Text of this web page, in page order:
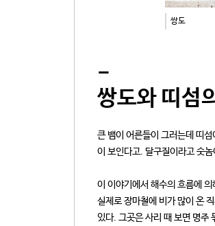
쌍도
-
쌍도와 띠섬
큰 뱀이 어른들이 그러는데 띠
이 보인다고. 달구질이라고 숫
이 이야기에서 해수의 흐름에
실제로 장마철에 비가 많이 온
있다. 그곳은 사리 때 보면 명주